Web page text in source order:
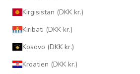
Kirgisistan (DKK kr.)
Kiribati (DKK kr.)
Kosovo (DKK kr.)
Kroatien (DKK kr.)